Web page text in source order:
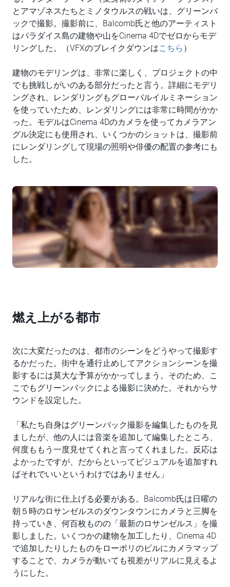
とアマゾネスたちとミノタウルスの戦いは、グリーンバ
ックで撮影。撮影前に、Balcomb氏と他のアーティスト
はパラダイス島の建物や山をCinema 4Dでゼロからモデ
リングした。（VFXのブレイクダウンはこちら ）
建物のモデリングは、非常に楽しく、プロジェクトの中
でも挑戦しがいのある部分だったと言う。詳細にモデリ
ングされ、レンダリングもグローバルイルミネーション
を使っていたため、レンダリングには非常に時間がかか
った。モデルはCinema 4Dのカメラを使ってカメラアン
グル決定にも使用され、いくつかのショットは、撮影前
にレンダリングして現場の照明や俳優の配置の参考にも
した。
燃え上がる都市
次に大変だったのは、都市のシーンをどうやって撮影す
るかだった。街中を通行止めしてアクションシーンを撮
影するには莫大な予算がかかってしまう。そのため、こ
こでもグリーンバックによる撮影に決めた。それからサ
ウンドを設定した。
「私たち自身はグリーンバック撮影を編集したものを見
ましたが、他の人には音楽を追加して編集したところ、
何度ももう一度見せてくれと言ってくれました。反応は
よかったですが、だからといってビジュアルを追加すれ
ばそれでいいというわけではありません」
リアルな街に仕上げる必要がある。Balcomb氏は日曜の
朝５時のロサンゼルスのダウンタウンにカメラと三脚を
持っていき、何百枚ものの「最新のロサンゼルス」を撮
影しました。いくつかの建物を加工したり、Cinema 4D
で追加したりしたものをローポリのビルにカメラマップ
することで、カメラが動いても視差がリアルに見えるよ
うにした。